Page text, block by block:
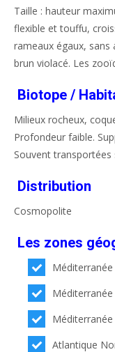
Taille : hauteur
flexible et touffu,
rameaux égaux, sans
brun violacé. Les
Biotope /
Milieux rocheux,
Profondeur faible.
Souvent transportées
Distribution
Cosmopolite
Les zones
Atlantique